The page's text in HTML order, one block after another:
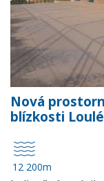
Nová
blízkosti Loulé
12 200m